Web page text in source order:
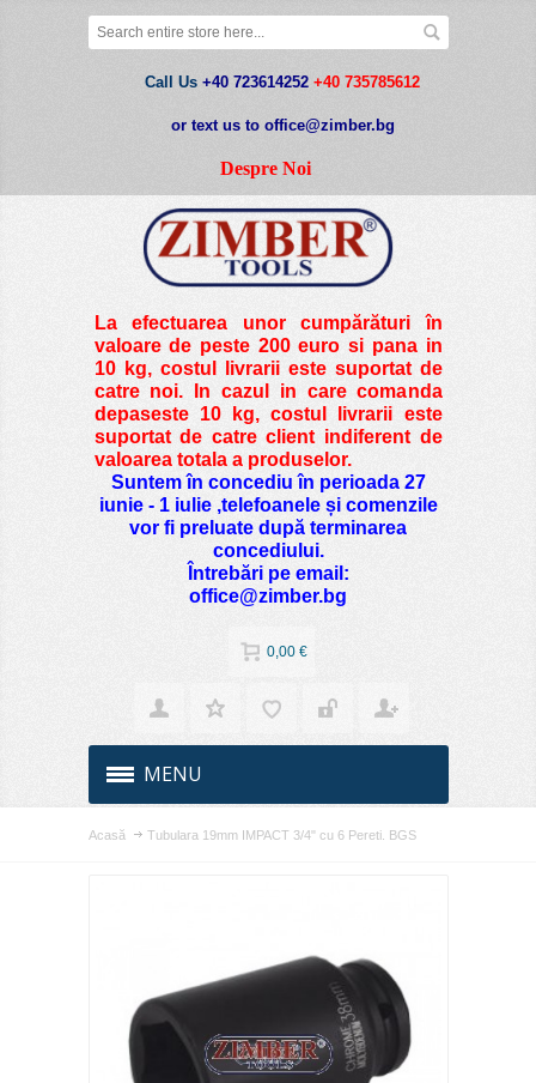
Call Us +40 723614252 +40 735785612
or text us to office@zimber.bg
Despre Noi
La efectuarea unor cumpărături în
valoare de peste200 euro si pana in
10 kg, costul livrarii este suportat de
catre noi. In cazul in care comanda
depaseste 10 kg, costul livrarii este
suportat de catre client indiferent de
valoarea totala a produselor.
Suntem în concediu în perioada 27
iunie - 1 iulie ,telefoanele și comenzile
vor fi preluate după terminarea
concediului.
Întrebări pe email:
office@zimber.bg
0,00 €
MENU
Acasă Tubulara 19mm IMPACT 3/4" cu 6 Pereti. BGS